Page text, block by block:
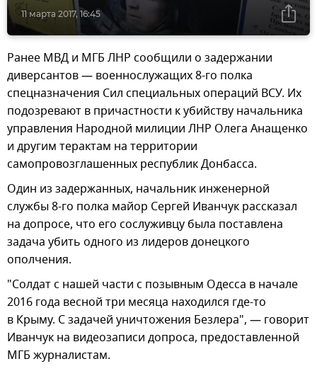
11 марта 2017, 16:45
Ранее МВД и МГБ ЛНР сообщили о задержании
диверсантов — военнослужащих 8-го полка
спецназначения Сил специальных операций ВСУ. Их
подозревают в причастности к убийству начальника
управления Народной милиции ЛНР Олега Анащенко
и другим терактам на территории
самопровозглашенных республик Донбасса.
Один из задержанных, начальник инженерной
службы 8-го полка майор Сергей Иванчук рассказал
на допросе, что его сослуживцу была поставлена
задача убить одного из лидеров донецкого
ополчения.
"Солдат с нашей части с позывным Одесса в начале
2016 года весной три месяца находился где-то
в Крыму. С задачей уничтожения Безлера", — говорит
Иванчук на видеозаписи допроса, предоставленной
МГБ журналистам.